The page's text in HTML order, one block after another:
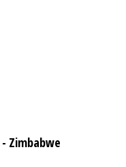
- Zimbabwe